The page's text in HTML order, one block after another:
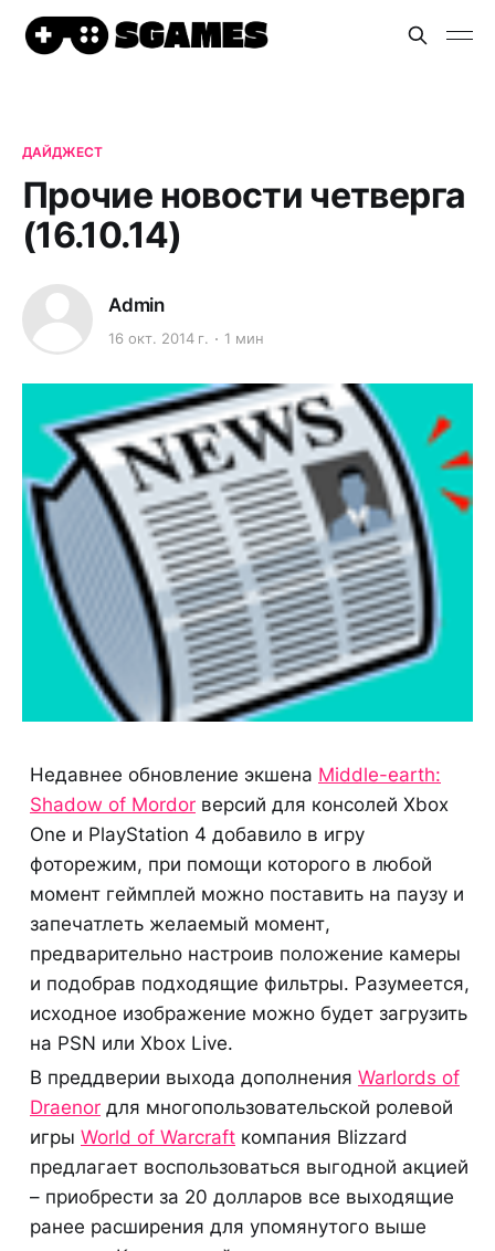
ДАЙДЖЕСТ
Прочие новости четверга
(16.10.14)
Admin
16 окт. 2014 г. 1 мин
Недавнее обновление экшена Middle-earth:
Shadow of Mordor версий для консолей Xbox
One и PlayStation 4 добавило в игру
фоторежим, при помощи которого в любой
момент геймплей можно поставить на паузу и
запечатлеть желаемый момент,
предварительно настроив положение камеры
и подобрав подходящие фильтры. Разумеется,
исходное изображение можно будет загрузить
на PSN или Xbox Live.
В преддверии выхода дополнения Warlords of
Draenor для многопользовательской ролевой
игры World of Warcraft компания Blizzard
предлагает воспользоваться выгодной акцией
– приобрести за 20 долларов все выходящие
ранее расширения для упомянутого выше